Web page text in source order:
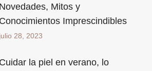
Novedades, Mitos y
Conocimientos Imprescindibles
julio 28, 2023
Cuidar la piel en verano, lo